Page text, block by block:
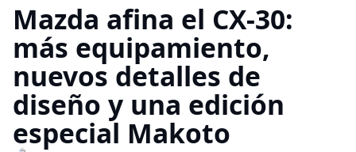
Mazda afina el CX-30:
más equipamiento,
nuevos detalles de
diseño y una edición
especial Makoto